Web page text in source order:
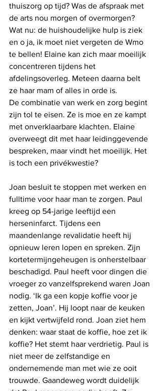
thuiszorg op tijd? Was de afspraak met
de arts nou morgen of overmorgen?
Wat nu: de huishoudelijke hulp is ziek
en o ja, ik moet niet vergeten de Wmo
te bellen! Elaine kan zich maar moeilijk
concentreren tijdens het
afdelingsoverleg. Meteen daarna belt
ze haar mam of alles in orde is.
De combinatie van werk en zorg begint
zijn tol te eisen. Ze is moe en ze kampt
met onverklaarbare klachten. Elaine
overweegt dit met haar leidinggevende
bespreken, maar vindt het moeilijk. Het
is toch een privékwestie?
Joan besluit te stoppen met werken en
fulltime voor haar man te zorgen. Paul
kreeg op 54-jarige leeftijd een
herseninfarct. Tijdens een
maandenlange revalidatie heeft hij
opnieuw leren lopen en spreken. Zijn
kortetermijngeheugen is onherstelbaar
beschadigd. Paul heeft voor dingen die
vroeger zo vanzelfsprekend waren Joan
nodig. ‘Ik ga een kopje koffie voor je
zetten, Joan’. Hij loopt naar de keuken
en kijkt vertwijfeld rond. Joan ziet hem
denken: waar staat de koffie, hoe zet ik
koffie? Het stemt haar verdrietig. Paul is
niet meer de zelfstandige en
ondernemende man met wie ze ooit
trouwde. Gaandeweg wordt duidelijk